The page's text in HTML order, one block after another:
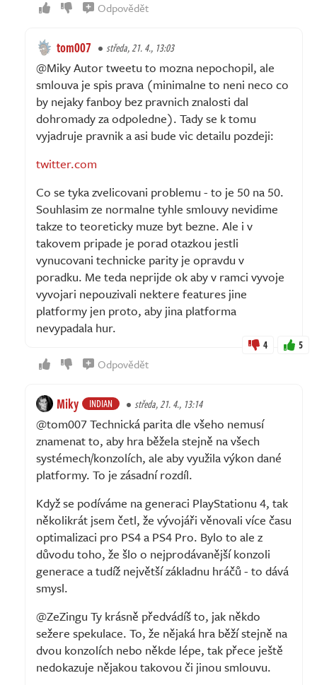
Odpovědět
tom007 středa, 21. 4., 13:03
@Miky Autor tweetu to mozna nepochopil, ale
smlouva je spis prava (minimalne to neni neco co
by nejaky fanboy bez pravnich znalosti dal
dohromady za odpoledne). Tady se k tomu
vyjadruje pravnik a asi bude vic detailu pozdeji:
twitter.com
Co se tyka zvelicovani problemu - to je 50 na 50.
Souhlasim ze normalne tyhle smlouvy nevidime
takze to teoreticky muze byt bezne. Ale i v
takovem pripade je porad otazkou jestli
vynucovani technicke parity je opravdu v
poradku. Me teda neprijde ok aby v ramci vyvoje
vyvojari nepouzivali nektere features jine
platformy jen proto, aby jina platforma
nevypadala hur.
4 5
Odpovědět
Miky INDIAN středa, 21. 4., 13:14
@tom007 Technická parita dle všeho nemusí
znamenat to, aby hra běžela stejně na všech
systémech/konzolích, ale aby využila výkon dané
platformy. To je zásadní rozdíl.
Když se podíváme na generaci PlayStationu 4, tak
několikrát jsem četl, že vývojáři věnovali více času
optimalizaci pro PS4 a PS4 Pro. Bylo to ale z
důvodu toho, že šlo o nejprodávanější konzoli
generace a tudíž největší základnu hráčů - to dává
smysl.
@ZeZingu Ty krásně předvádíš to, jak někdo
sežere spekulace. To, že nějaká hra běží stejně na
dvou konzolích nebo někde lépe, tak přece ještě
nedokazuje nějakou takovou či jinou smlouvu.